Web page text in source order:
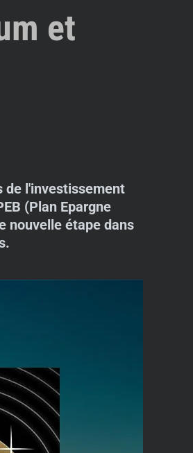
et
de l'investissement
(Plan Epargne
nouvelle étape dans